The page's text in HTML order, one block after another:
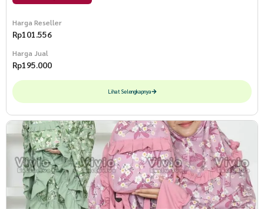
Harga Reseller
Rp101.556
Harga Jual
Rp195.000
Lihat Selengkapnya